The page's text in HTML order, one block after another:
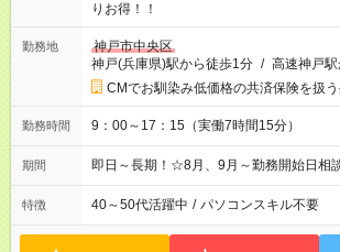
りお得！！
勤務地
神戸市中央区
神戸(兵庫県)駅から徒歩1分 / 高速神戸
CMでお馴染み低価格の共済保険を扱
勤務時間 9：00～17：15（実働7時間15分）
期間 即日～長期！☆8月、9月～勤務開始日
特徴 40～50代活躍中 / パソコンスキル不要